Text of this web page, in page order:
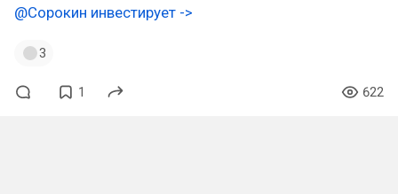
@Сорокин инвестирует ->
3
1 622